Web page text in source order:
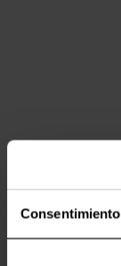
Consentimiento